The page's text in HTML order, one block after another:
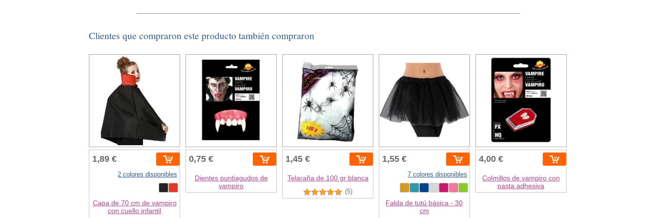
Clientes que compraron este producto también compraron
1,89 €
2 colores disponibles
Capa de 70 cm de vampiro
con cuello infantil
0,75 €
Dientes puntiagudos de
vampiro
1,45 €
Telaraña de 100 gr blanca
(5)
1,55 €
7 colores disponibles
Falda de tutú básica - 30
cm
4,00 €
Colmillos de vampiro con
pasta adhesiva